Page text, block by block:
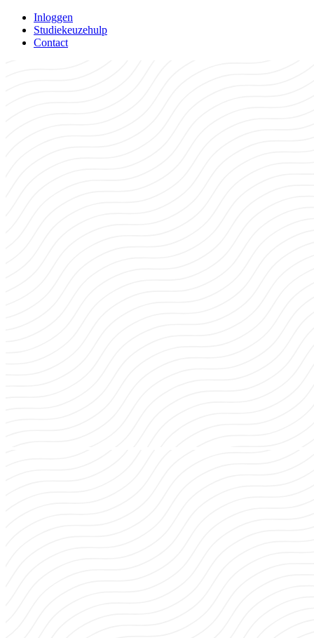
Inloggen
Studiekeuzehulp
Contact